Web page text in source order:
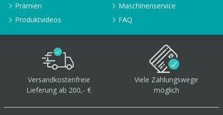
Prämien
Maschinenservice
Produktvideos
FAQ
Versandkostenfreie
Lieferung ab 200,- €
Viele Zahlungswege
möglich